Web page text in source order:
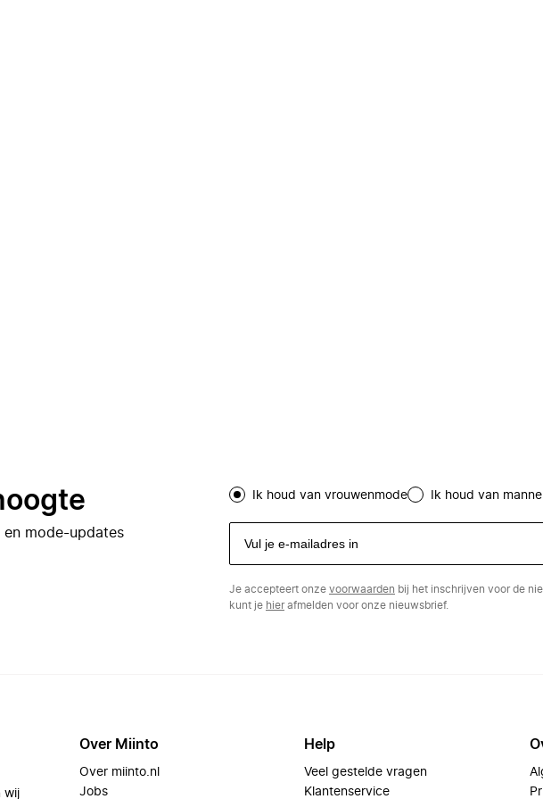
en mode-updates
Ik houd van vrouwenmode Ik houd van
Je accepteert onze voorwaarden bij het inschrijven voor de
kunt je hierafmelden voor onze nieuwsbrief.
wij
Over Miinto
Over miinto.nl
Jobs
Help
Veel gestelde vragen
Klantenservice